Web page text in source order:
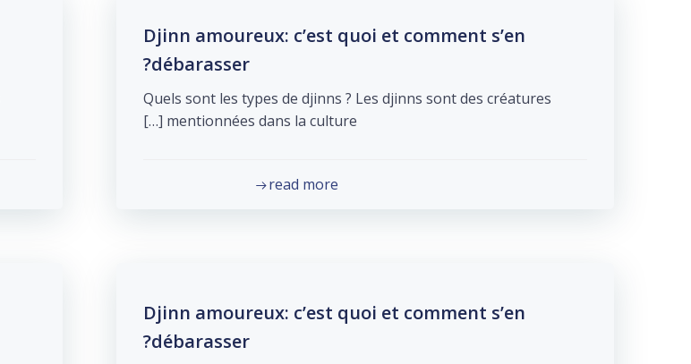
Djinn amoureux: c’est quoi et comment s’en
débarasser?
Quels sont les types de djinns ? Les djinns sont des créatures
mentionnées dans la culture […]
read more
Djinn amoureux: c’est quoi et comment s’en
débarasser?